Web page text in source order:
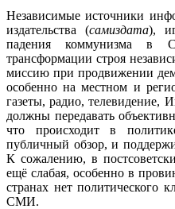
Независимые источники
издательства (самиздата),
падения коммунизма в
трансформации строя
миссию при продвижении
особенно на местном и
газеты, радио, телевидение,
должны передавать
что происходит в
публичный обзор, и
К сожалению, в
ещё слабая, особенно в
странах нет политического
СМИ.